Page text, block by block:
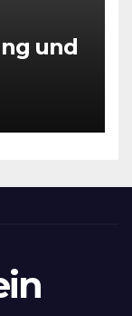
und